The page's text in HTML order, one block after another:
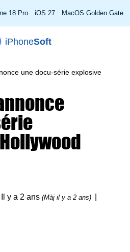
18 Pro iOS 27 MacOS Golden Gate
iPhoneSoft
une docu-série explosive
Il y a 2 ans(Màj il y a 2 ans)